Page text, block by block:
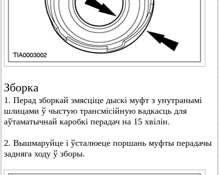
Зборка
1. Перад зборкай змясціце дыскі муфт з унутранымі
шлицами ў чыстую трансмісійную вадкасць для
аўтаматычнай каробкі перадач на 15 хвілін.
2. Вышмаруйце і ўсталюеце поршань муфты перадачы
задняга ходу ў зборы.